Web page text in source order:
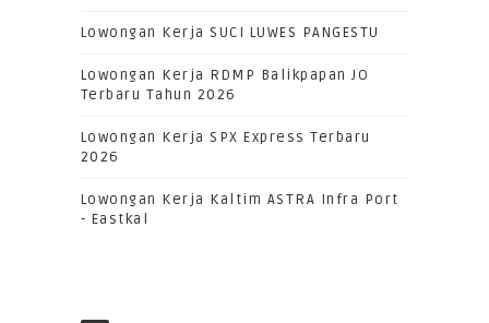
Lowongan Kerja SUCI LUWES PANGESTU
Lowongan Kerja RDMP Balikpapan JO
Terbaru Tahun 2026
Lowongan Kerja SPX Express Terbaru
2026
Lowongan Kerja Kaltim ASTRA Infra Port
- Eastkal